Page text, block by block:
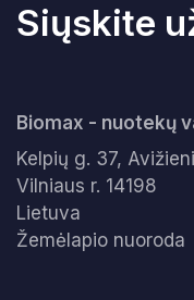
Siųskite
Biomax - nuotekų
Kelpių g. 37,
Vilniaus r. 14198
Lietuva
Žemėlapio nuoroda